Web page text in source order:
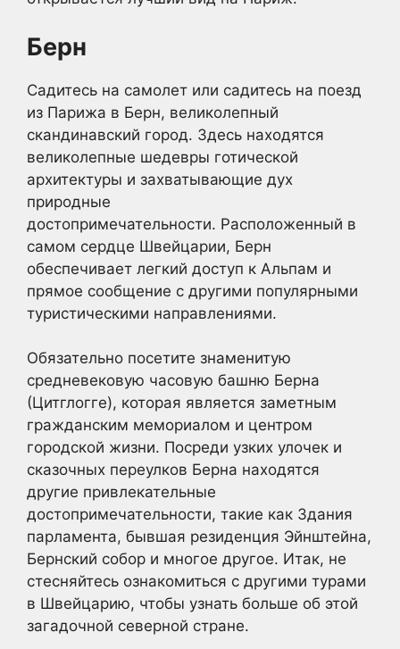
Берн
Садитесь на самолет или садитесь на поезд
из Парижа в Берн, великолепный
скандинавский город. Здесь находятся
великолепные шедевры готической
архитектуры и захватывающие дух
природные
достопримечательности. Расположенный в
самом сердце Швейцарии, Берн
обеспечивает легкий доступ к Альпам и
прямое сообщение с другими популярными
туристическими направлениями.
Обязательно посетите знаменитую
средневековую часовую башню Берна
(Цитглогге), которая является заметным
гражданским мемориалом и центром
городской жизни. Посреди узких улочек и
сказочных переулков Берна находятся
другие привлекательные
достопримечательности, такие как Здания
парламента, бывшая резиденция Эйнштейна,
Бернский собор и многое другое. Итак, не
стесняйтесь ознакомиться с другими турами
в Швейцарию, чтобы узнать больше об этой
загадочной северной стране.